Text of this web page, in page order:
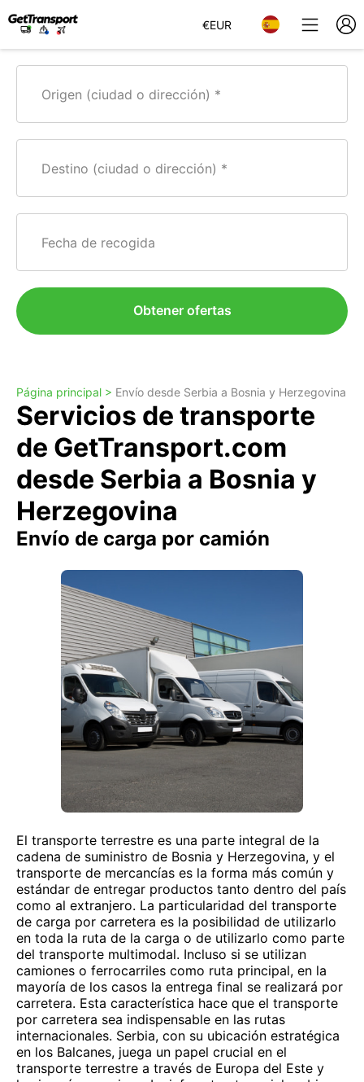
€EUR
Origen (ciudad o dirección)
Destino (ciudad o dirección)
Fecha de recogida
Obtener ofertas
Página principal > Envío desde Serbia a Bosnia y Herzegovina
Servicios de transporte
de GetTransport.com
desde Serbia a Bosnia y
Herzegovina
Envío de carga por camión
El transporte terrestre es una parte integral de la
cadena de suministro de Bosnia y Herzegovina, y el
transporte de mercancías es la forma más común y
estándar de entregar productos tanto dentro del país
como al extranjero. La particularidad del transporte
de carga por carretera es la posibilidad de utilizarlo
en toda la ruta de la carga o de utilizarlo como parte
del transporte multimodal. Incluso si se utilizan
camiones o ferrocarriles como ruta principal, en la
mayoría de los casos la entrega final se realizará por
carretera. Esta característica hace que el transporte
por carretera sea indispensable en las rutas
internacionales. Serbia, con su ubicación estratégica
en los Balcanes, juega un papel crucial en el
transporte terrestre a través de Europa del Este y